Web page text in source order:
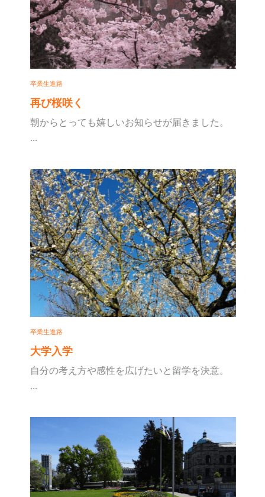
卒業生進路
再び桜咲く
朝からとっても嬉しいお知らせが届きました。
...
卒業生進路
大学入学
自分の考え方や感性を広げたいと留学を決意。
...